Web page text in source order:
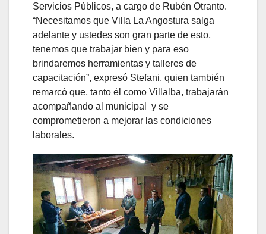
Servicios Públicos, a cargo de Rubén Otranto.
“Necesitamos que Villa La Angostura salga
adelante y ustedes son gran parte de esto,
tenemos que trabajar bien y para eso
brindaremos herramientas y talleres de
capacitación”, expresó Stefani, quien también
remarcó que, tanto él como Villalba, trabajarán
acompañando al municipal y se
comprometieron a mejorar las condiciones
laborales.